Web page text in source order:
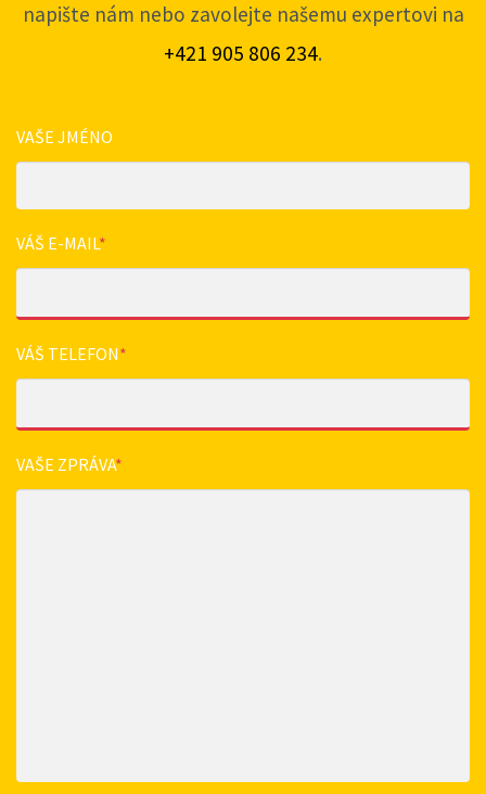
napište nám nebo zavolejte našemu expertovi na
+421 905 806 234.
VAŠE JMÉNO
VÁŠ E-MAIL*
VÁŠ TELEFON*
VAŠE ZPRÁVA*